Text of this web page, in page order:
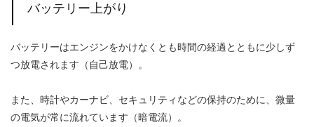
バッテリー上がり
バッテリーはエンジンをかけなくとも時間の経過とともに少しず
つ放電されます（自己放電）。
また、時計やカーナビ、セキュリティなどの保持のために、微量
の電気が常に流れています（暗電流）。